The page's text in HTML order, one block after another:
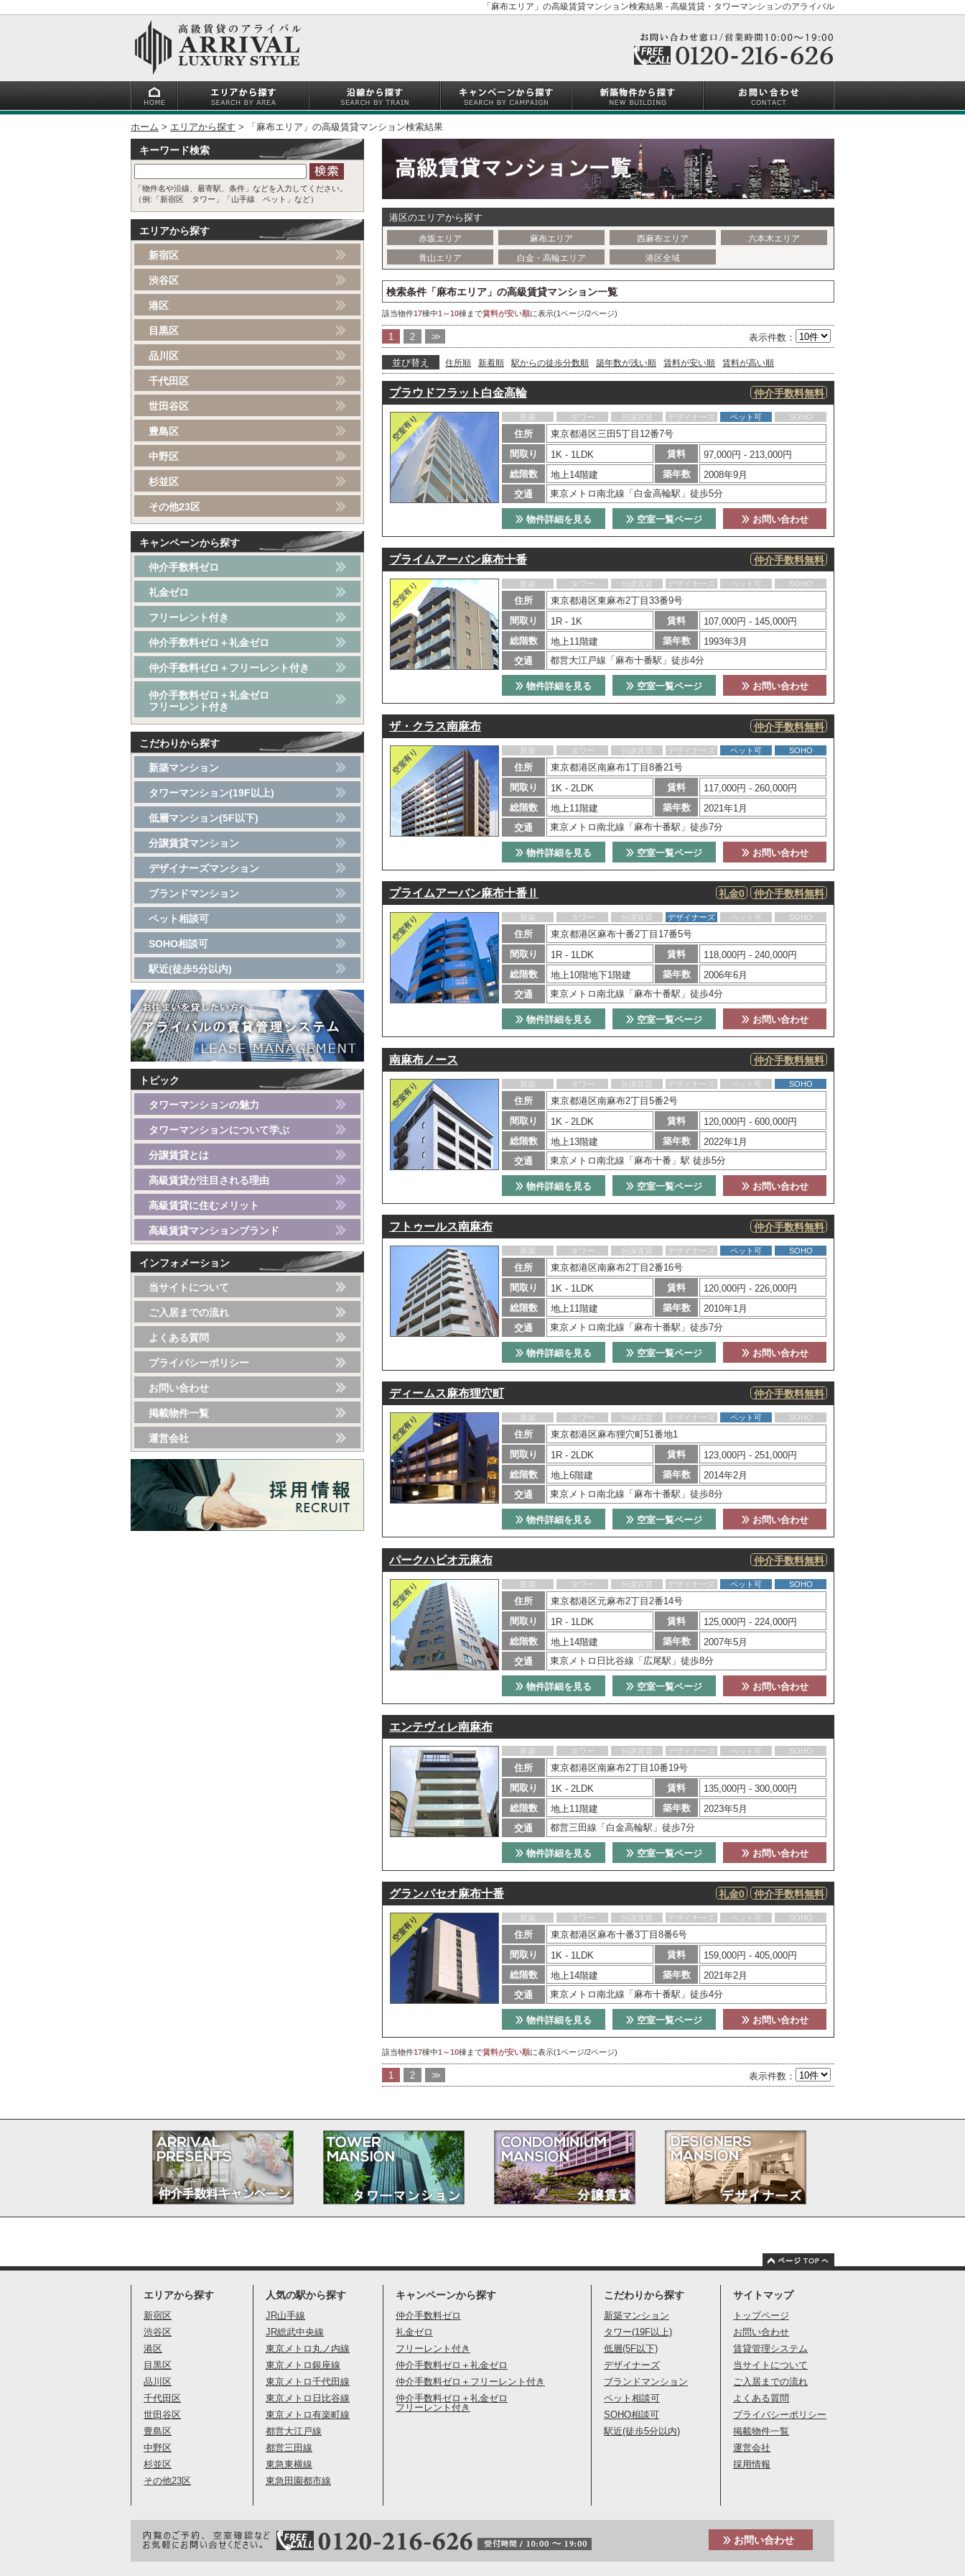
「麻布エリア」の高級賃貸マンション検索結果 - 高級賃貸・タワーマンションのアライバル
ホーム エリアから探す 「麻布エリア」の高級賃貸マンション検索結果
港区のエリアから探す
赤坂エリア 麻布エリア 西麻布エリア
六本木エリア
青山エリア
白金・高輪エリア 港区全域
検索条件「麻布エリア」の高級賃貸マンション一覧
該当物件17棟中1～10棟まで賃料が安い順に表示(1ページ/2ページ)
1 2 >> 表示件数：
並び替え 住所順 新着順 駅からの徒歩分数順 築年数が浅い順 賃料が安い順 賃料が高い順
プラウドフラット白金高輪 仲介手数料無料
新築 タワー 分譲賃貸 デザイナーズ ペット可 SOHO
住所
東京都港区三田5丁目12番7号
間取り
1K - 1LDK 賃料
97,000円 - 213,000円
総階数
地上14階建 築年数
2008年9月
交通
東京メトロ南北線「白金高輪駅」徒歩5分
お問い合わせ
空室一覧ページ
物件詳細を見る
プライムアーバン麻布十番 仲介手数料無料
新築 タワー 分譲賃貸 デザイナーズ ペット可 SOHO
住所
東京都港区東麻布2丁目33番9号
間取り
1R - 1K 賃料
107,000円 - 145,000円
総階数
地上11階建 築年数
1993年3月
交通
都営大江戸線「麻布十番駅」徒歩4分
お問い合わせ
空室一覧ページ
物件詳細を見る
ザ・クラス南麻布 仲介手数料無料
新築 タワー 分譲賃貸 デザイナーズ ペット可 SOHO
住所
東京都港区南麻布1丁目8番21号
間取り
1K - 2LDK 賃料
117,000円 - 260,000円
総階数
地上11階建 築年数
2021年1月
交通
東京メトロ南北線「麻布十番駅」徒歩7分
お問い合わせ
空室一覧ページ
物件詳細を見る
プライムアーバン麻布十番Ⅱ 仲介手数料無料
礼金0
新築 タワー 分譲賃貸 デザイナーズ ペット可 SOHO
住所
東京都港区麻布十番2丁目17番5号
間取り
1R - 1LDK 賃料
118,000円 - 240,000円
総階数
地上10階地下1階建 築年数
2006年6月
交通
東京メトロ南北線「麻布十番駅」徒歩4分
お問い合わせ
空室一覧ページ
物件詳細を見る
南麻布ノース 仲介手数料無料
新築 タワー 分譲賃貸 デザイナーズ ペット可 SOHO
住所
東京都港区南麻布2丁目5番2号
間取り
1K - 2LDK 賃料
120,000円 - 600,000円
総階数
地上13階建 築年数
2022年1月
交通
東京メトロ南北線「麻布十番」駅 徒歩5分
お問い合わせ
空室一覧ページ
物件詳細を見る
フトゥールス南麻布 仲介手数料無料
新築 タワー 分譲賃貸 デザイナーズ ペット可 SOHO
住所
東京都港区南麻布2丁目2番16号
間取り
1K - 1LDK 賃料
120,000円 - 226,000円
総階数
地上11階建 築年数
2010年1月
交通
東京メトロ南北線「麻布十番駅」徒歩7分
お問い合わせ
空室一覧ページ
物件詳細を見る
ディームス麻布狸穴町 仲介手数料無料
新築 タワー 分譲賃貸 デザイナーズ ペット可 SOHO
住所
東京都港区麻布狸穴町51番地1
間取り
1R - 2LDK 賃料
123,000円 - 251,000円
総階数
地上6階建 築年数
2014年2月
交通
東京メトロ南北線「麻布十番駅」徒歩8分
お問い合わせ
空室一覧ページ
物件詳細を見る
パークハビオ元麻布 仲介手数料無料
新築 タワー 分譲賃貸 デザイナーズ ペット可 SOHO
住所
東京都港区元麻布2丁目2番14号
間取り
1R - 1LDK 賃料
125,000円 - 224,000円
総階数
地上14階建 築年数
2007年5月
交通
東京メトロ日比谷線「広尾駅」徒歩8分
お問い合わせ
空室一覧ページ
物件詳細を見る
エンテヴィレ南麻布
新築 タワー 分譲賃貸 デザイナーズ ペット可 SOHO
住所
東京都港区南麻布2丁目10番19号
間取り
1K - 2LDK 賃料
135,000円 - 300,000円
総階数
地上11階建 築年数
2023年5月
交通
都営三田線「白金高輪駅」徒歩7分
お問い合わせ
空室一覧ページ
物件詳細を見る
グランパセオ麻布十番 仲介手数料無料
礼金0
新築 タワー 分譲賃貸 デザイナーズ ペット可 SOHO
住所
東京都港区麻布十番3丁目8番6号
間取り
1K - 1LDK 賃料
159,000円 - 405,000円
総階数
地上14階建 築年数
2021年2月
交通
東京メトロ南北線「麻布十番駅」徒歩4分
お問い合わせ
空室一覧ページ
物件詳細を見る
該当物件17棟中1～10棟まで賃料が安い順に表示(1ページ/2ページ)
1 2 >> 表示件数：
キーワード検索
「物件名や沿線、最寄駅、条件」などを入力してください。
（例:「新宿区 タワー」「山手線 ペット」など）
エリアから探す
新宿区
渋谷区
港区
目黒区
品川区
千代田区
世田谷区
豊島区
中野区
杉並区
その他23区
キャンペーンから探す
仲介手数料ゼロ
礼金ゼロ
フリーレント付き
仲介手数料ゼロ＋礼金ゼロ
仲介手数料ゼロ＋フリーレント付き
仲介手数料ゼロ＋礼金ゼロ
フリーレント付き
こだわりから探す
新築マンション
タワーマンション(19F以上)
低層マンション(5F以下)
分譲賃貸マンション
デザイナーズマンション
ブランドマンション
ペット相談可
SOHO相談可
駅近(徒歩5分以内)
トピック
タワーマンションの魅力
タワーマンションについて学ぶ
分譲賃貸とは
高級賃貸が注目される理由
高級賃貸に住むメリット
高級賃貸マンションブランド
インフォメーション
当サイトについて
ご入居までの流れ
よくある質問
プライバシーポリシー
お問い合わせ
掲載物件一覧
運営会社
エリアから探す
新宿区
渋谷区
港区
目黒区
品川区
千代田区
世田谷区
豊島区
中野区
杉並区
その他23区
人気の駅から探す
JR山手線
JR総武中央線
東京メトロ丸ノ内線
東京メトロ銀座線
東京メトロ千代田線
東京メトロ日比谷線
東京メトロ有楽町線
都営大江戸線
都営三田線
東急東横線
東急田園都市線
キャンペーンから探す
仲介手数料ゼロ
礼金ゼロ
フリーレント付き
仲介手数料ゼロ＋礼金ゼロ
仲介手数料ゼロ＋フリーレント付き
仲介手数料ゼロ＋礼金ゼロ
フリーレント付き
こだわりから探す
新築マンション
タワー(19F以上)
低層(5F以下)
デザイナーズ
ブランドマンション
ペット相談可
SOHO相談可
駅近(徒歩5分以内)
サイトマップ
トップページ
お問い合わせ
賃貸管理システム
当サイトについて
ご入居までの流れ
よくある質問
プライバシーポリシー
掲載物件一覧
運営会社
採用情報
お問い合わせ